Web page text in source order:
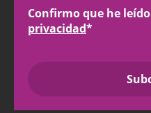
Confirmo que he
privacidad*